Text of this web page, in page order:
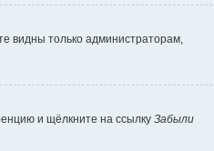
видны только администраторам,
и щёлкните на ссылку Забыли